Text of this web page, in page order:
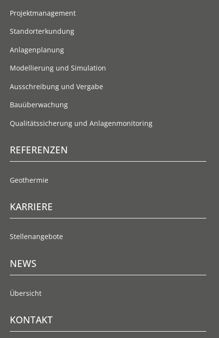
Projektmanagement
Standorterkundung
Anlagenplanung
Modellierung und Simulation
Ausschreibung und Vergabe
Bauüberwachung
Qualitätssicherung und Anlagenmonitoring
REFERENZEN
Geothermie
KARRIERE
Stellenangebote
NEWS
Übersicht
KONTAKT